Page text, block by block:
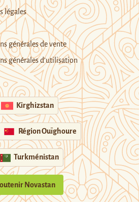
légales
générales de vente
générales d’utilisation
Kirghizstan
Région Ouïghoure
Turkménistan
Novastan